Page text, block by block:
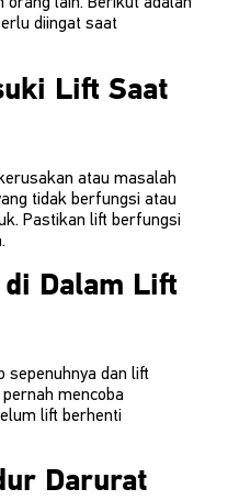
diingat saat
Lift Saat
atau masalah
tidak berfungsi atau
Pastikan lift berfungsi
di Dalam Lift
sepenuhnya dan lift
mencoba
lift berhenti
Darurat